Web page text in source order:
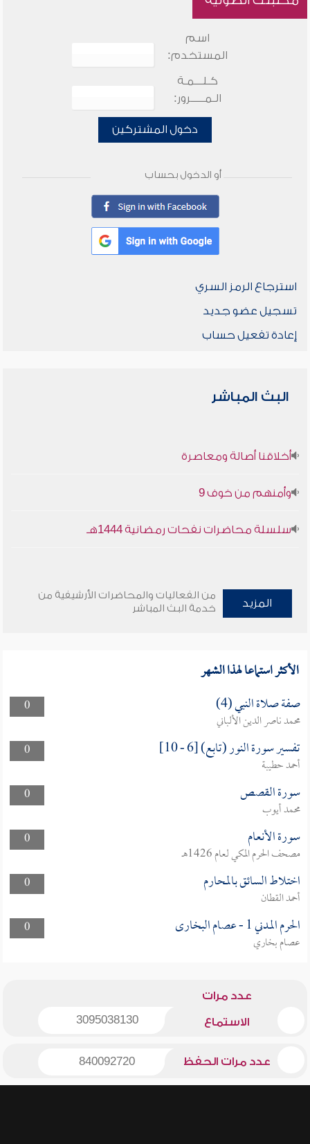
اسم
المستخدم:
كـلـــمـة
الـمـــــرور:
دخول المشتركين
أو الدخول بحساب
استرجاع الرمز السري
تسجيل عضو جديد
إعادة تفعيل حساب
البث المباشر
أخلاقنا أصالة ومعاصرة
وأمنهم من خوف 9
سلسلة محاضرات نفحات رمضانية 1444هـ
المزيد
من الفعاليات والمحاضرات الأرشيفية من
خدمة البث المباشر
الأكثر استماعا لهذا الشهر
0 صفة صلاة النبي (4)
محمد ناصر الدين الألباني
0
تفسير سورة النور (تابع) [6 - 10]
أحمد حطيبة
0
سورة القصص
محمد أيوب
0
سورة الأنعام
مصحف الحرم المكي لعام 1426هـ
0
اختلاط السائق بالمحارم
أحمد القطان
0
الحرم المدني 1 - عصام البخارى
عصام بخاري
عدد مرات
الاستماع 3095038130
عدد مرات الحفظ 840092720